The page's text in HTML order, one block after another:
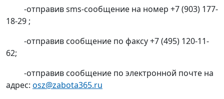
-отправив sms-сообщение на номер +7 (903) 177-
18-29 ;
-отправив сообщение по факсу +7 (495) 120-11-
62;
-отправив сообщение по электронной почте на
адрес: osz@zabota365.ru